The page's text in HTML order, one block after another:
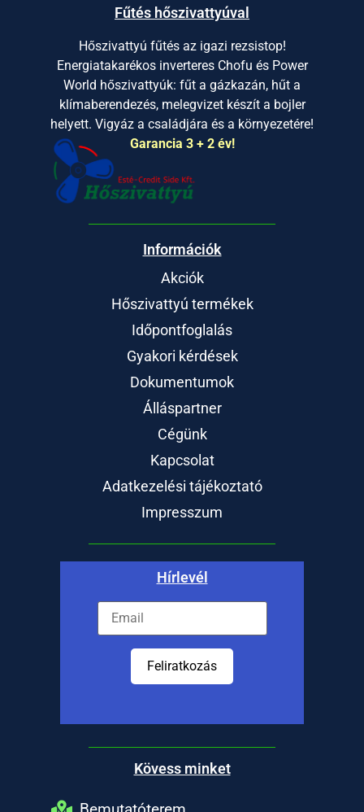
Fűtés hőszivattyúval
Hőszivattyú fűtés az igazi rezsistop!
Energiatakarékos inverteres Chofu és Power
World hőszivattyúk: fűt a gázkazán, hűt a
klímaberendezés, melegvizet készít a bojler
helyett. Vigyáz a családjára és a környezetére!
Garancia 3 + 2 év!
Információk
Akciók
Hőszivattyú termékek
Időpontfoglalás
Gyakori kérdések
Dokumentumok
Álláspartner
Cégünk
Kapcsolat
Adatkezelési tájékoztató
Impresszum
Hírlevél
Feliratkozás
Kövess minket